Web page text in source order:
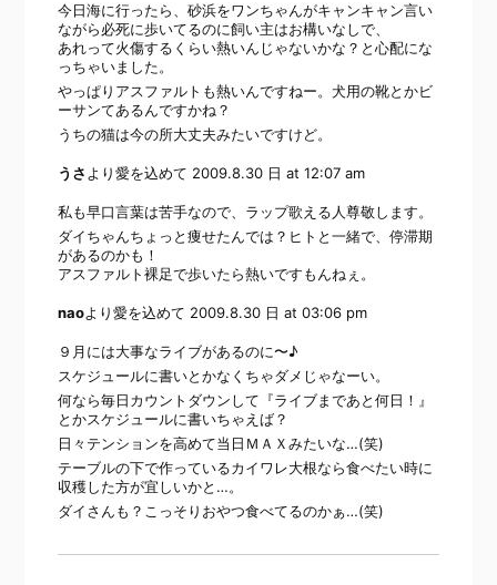
今日海に行ったら、砂浜をワンちゃんがキャンキャン言い
ながら必死に歩いてるのに飼い主はお構いなしで、
あれって火傷するくらい熱いんじゃないかな？と心配にな
っちゃいました。
やっぱりアスファルトも熱いんですねー。犬用の靴とかビ
ーサンてあるんですかね？
うちの猫は今の所大丈夫みたいですけど。
うさ より愛を込めて 2009.8.30 日 at 12:07 am
私も早口言葉は苦手なので、ラップ歌える人尊敬します。
ダイちゃんちょっと痩せたんでは？ヒトと一緒で、停滞期
があるのかも！
アスファルト裸足で歩いたら熱いですもんねぇ。
naoより愛を込めて 2009.8.30 日 at 03:06 pm
９月には大事なライブがあるのに〜♪
スケジュールに書いとかなくちゃダメじゃなーい。
何なら毎日カウントダウンして『ライブまであと何日！』
とかスケジュールに書いちゃえば？
日々テンションを高めて当日ＭＡＸみたいな…(笑)
テーブルの下で作っているカイワレ大根なら食べたい時に
収穫した方が宜しいかと…。
ダイさんも？こっそりおやつ食べてるのかぁ…(笑)